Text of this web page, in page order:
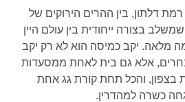
דלתון, בין ההרים הירוקים של
שמשלב בצורה ייחודית בין עולם היין
מלאה. יקב כמיסה הוא לא רק יקב
אלא גם בית לאחת ממסעדות
בצפון, והכל תחת קורת גג אחת
כשרה למהדרין.